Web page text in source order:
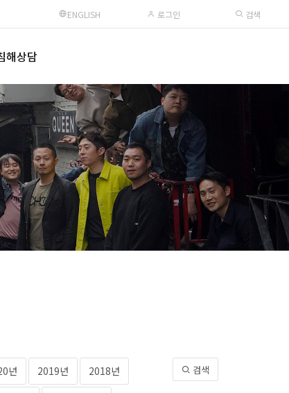
ENGLISH 로그인 검색
해상담
년 2019년 2018년 검색